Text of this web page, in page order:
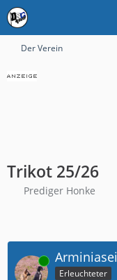
Der Verein
Trikot 25/26
Prediger Honke
Online
Erleuchteter